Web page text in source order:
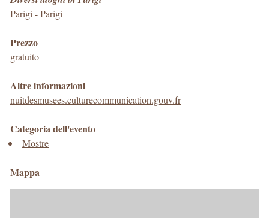
Parigi -Parigi
Prezzo
gratuito
Altre informazioni
nuitdesmusees.culturecommunication.gouv.fr
Categoria dell'evento
Mostre
Mappa